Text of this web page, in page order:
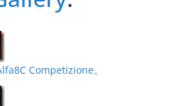
Competizione。